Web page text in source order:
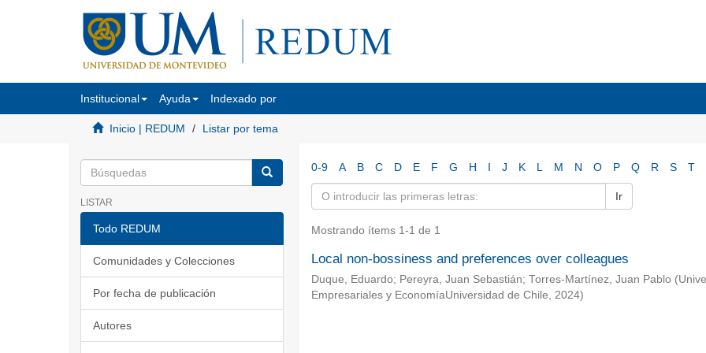
Institucional Ayuda Indexado por
Inicio | REDUM Listar por tema
LISTAR
Todo REDUM
Comunidades y Colecciones
Por fecha de publicación
Autores
0-9 A B C D E F G H I J K L M N O P Q R S T
Ir
Mostrando ítems 1-1 de 1
Local non-bossiness and preferences over colleagues
Duque, Eduardo; Pereyra, Juan Sebastián; Torres-Martínez, Juan Pablo (
Empresariales y EconomíaUniversidad de Chile, 2024)